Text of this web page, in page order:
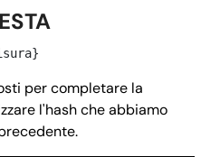
per completare la
l'hash che abbiamo